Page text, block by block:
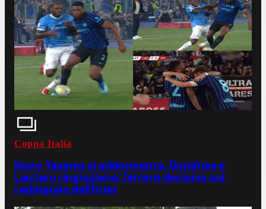
Coppa Italia
Nuno Tavares si addormenta, Dumfries e
Lautaro ringraziano: l'errore decisivo sul
raddoppio dell'Inter